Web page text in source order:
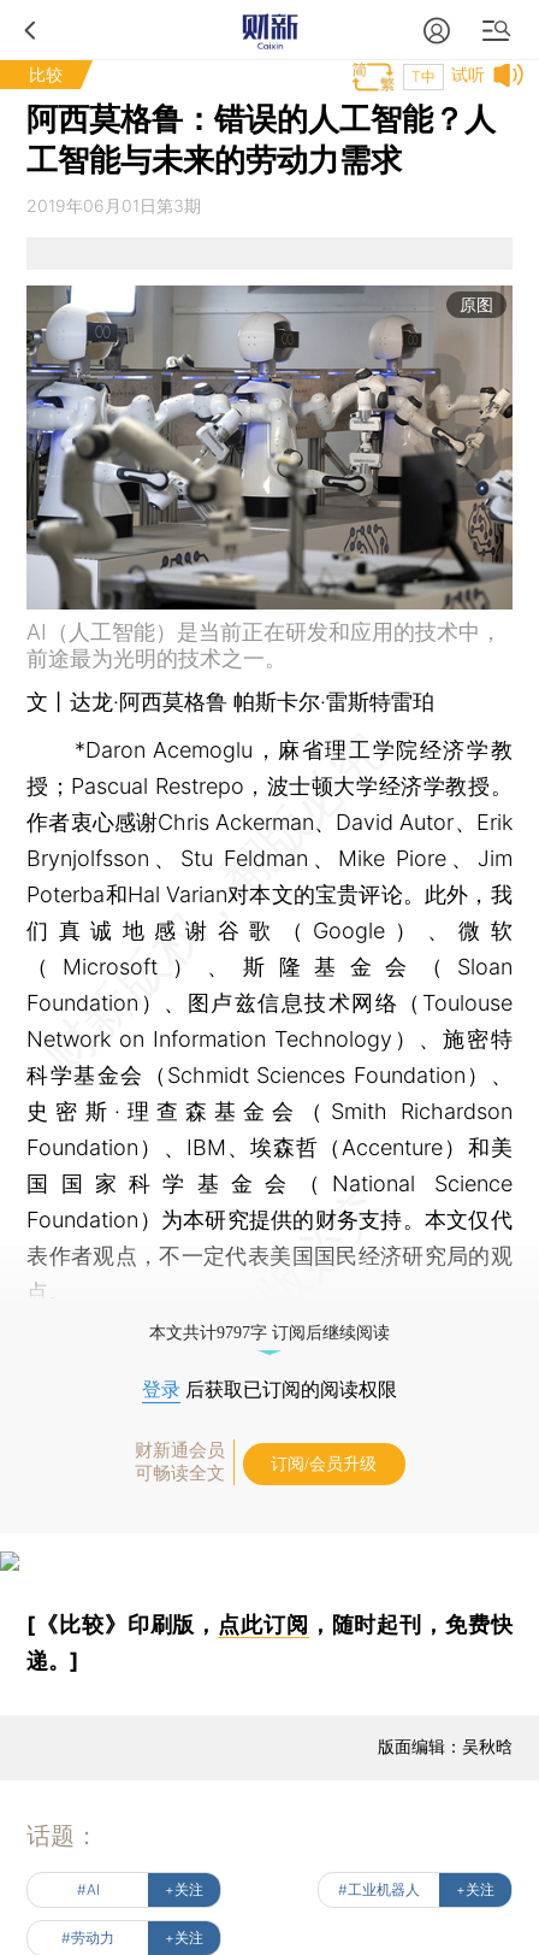
比较 试听
T中
阿西莫格鲁：错误的人工智能？人
工智能与未来的劳动力需求
2019年06月01日第3期
原图
AI（人工智能）是当前正在研发和应用的技术中，
前途最为光明的技术之一。
文丨达龙·阿西莫格鲁 帕斯卡尔·雷斯特雷珀
*Daron Acemoglu，麻省理工学院经济学教
授；Pascual Restrepo，波士顿大学经济学教授。
作者衷心感谢Chris Ackerman、David Autor、Erik
Brynjolfsson、Stu Feldman、Mike Piore、Jim
Poterba和Hal Varian对本文的宝贵评论。此外，我
们真诚地感谢谷歌（Google）、微软
（Microsoft）、斯隆基金会（Sloan
Foundation）、图卢兹信息技术网络（Toulouse
Network on Information Technology）、施密特
科学基金会（Schmidt Sciences Foundation）、
史密斯·理查森基金会（Smith Richardson
Foundation）、IBM、埃森哲（Accenture）和美
国国家科学基金会（National Science
Foundation）为本研究提供的财务支持。本文仅代
表作者观点，不一定代表美国国民经济研究局的观
点。
本文共计9797字 订阅后继续阅读
登录 后获取已订阅的阅读权限
财新通会员
可畅读全文
订阅/会员升级
[《比较》印刷版， 点此订阅 ，随时起刊，免费快
递。]
版面编辑：吴秋晗
话题：
#AI +关注 #工业机器人 +关注
#劳动力 +关注